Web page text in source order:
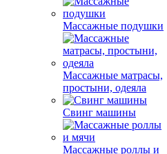
Массажные подушки
Массажные матрасы,
простыни, одеяла
Свинг машины
Массажные роллы и